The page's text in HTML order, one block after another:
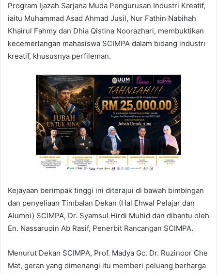
Program Ijazah Sarjana Muda Pengurusan Industri Kreatif,
iaitu Muhammad Asad Ahmad Jusil, Nur Fathin Nabihah
Khairul Fahmy dan Dhia Qistina Noorazhari, membuktikan
kecemerlangan mahasiswa SCIMPA dalam bidang industri
kreatif, khususnya perfileman.
Kejayaan berimpak tinggi ini diterajui di bawah bimbingan
dan penyeliaan Timbalan Dekan (Hal Ehwal Pelajar dan
Alumni) SCIMPA, Dr. Syamsul Hirdi Muhid dan dibantu oleh
En. Nassarudin Ab Rasif, Penerbit Rancangan SCIMPA.
Menurut Dekan SCIMPA, Prof. Madya Gc. Dr. Ruzinoor Che
Mat, geran yang dimenangi itu memberi peluang berharga